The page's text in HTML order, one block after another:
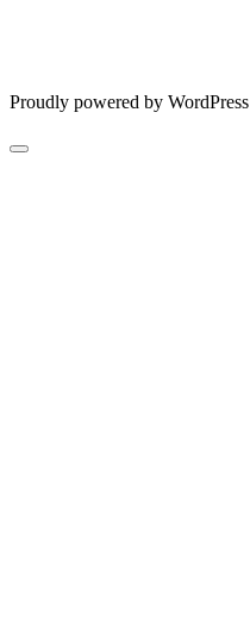
Proudly powered by WordPress